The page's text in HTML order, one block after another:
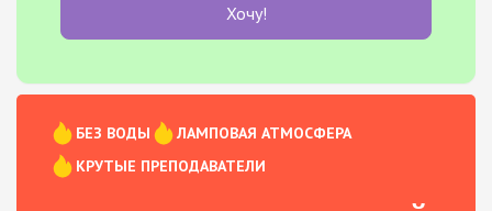
Хочу!
БЕЗ ВОДЫ
ЛАМПОВАЯ АТМОСФЕРА
КРУТЫЕ ПРЕПОДАВАТЕЛИ